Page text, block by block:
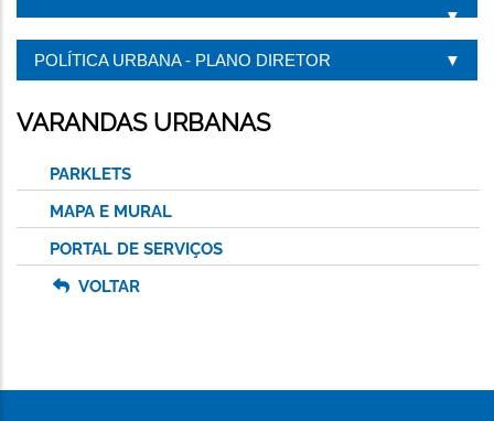
POLÍTICA URBANA - PLANO DIRETOR
VARANDAS URBANAS
PARKLETS
MAPA E MURAL
PORTAL DE SERVIÇOS
VOLTAR